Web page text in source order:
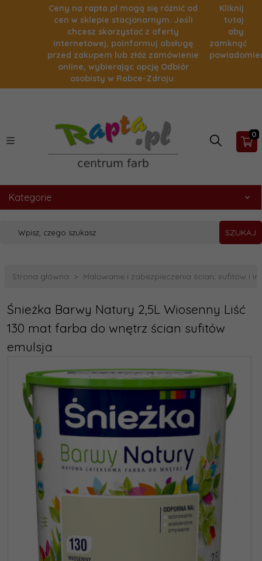
Ceny na rapta.pl mogą się różnić od
cen w sklepie stacjonarnym. Jeśli
chcesz skorzystać z oferty
internetowej, poinformuj obsługę
przed zakupem lub złóż zamówienie
online, wybierając opcję Odbiór
osobisty w Rabce-Zdroju.
Kliknij
tutaj
aby
zamknąć
0
Kategorie
SZUKAJ
Strona główna Malowanie i zabezpieczenia ścian, sufitów i
Śnieżka Barwy Natury 2,5L Wiosenny Liść
130 mat farba do wnętrz ścian sufitów
emulsja